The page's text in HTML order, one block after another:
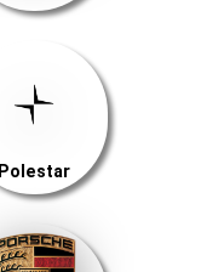
Polestar